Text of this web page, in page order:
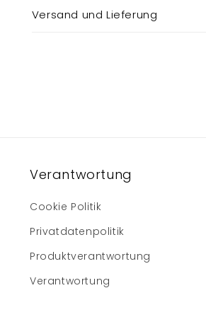
Versand und Lieferung
Verantwortung
Cookie Politik
Privatdatenpolitik
Produktverantwortung
Verantwortung